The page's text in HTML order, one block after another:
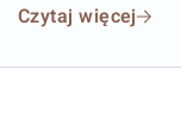
Czytaj więcej